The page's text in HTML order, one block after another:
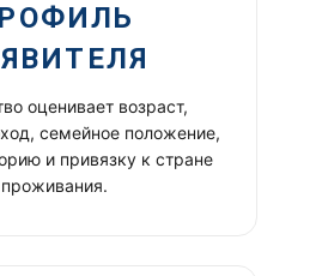
оценивает возраст,
семейное положение,
и привязку к стране
проживания.